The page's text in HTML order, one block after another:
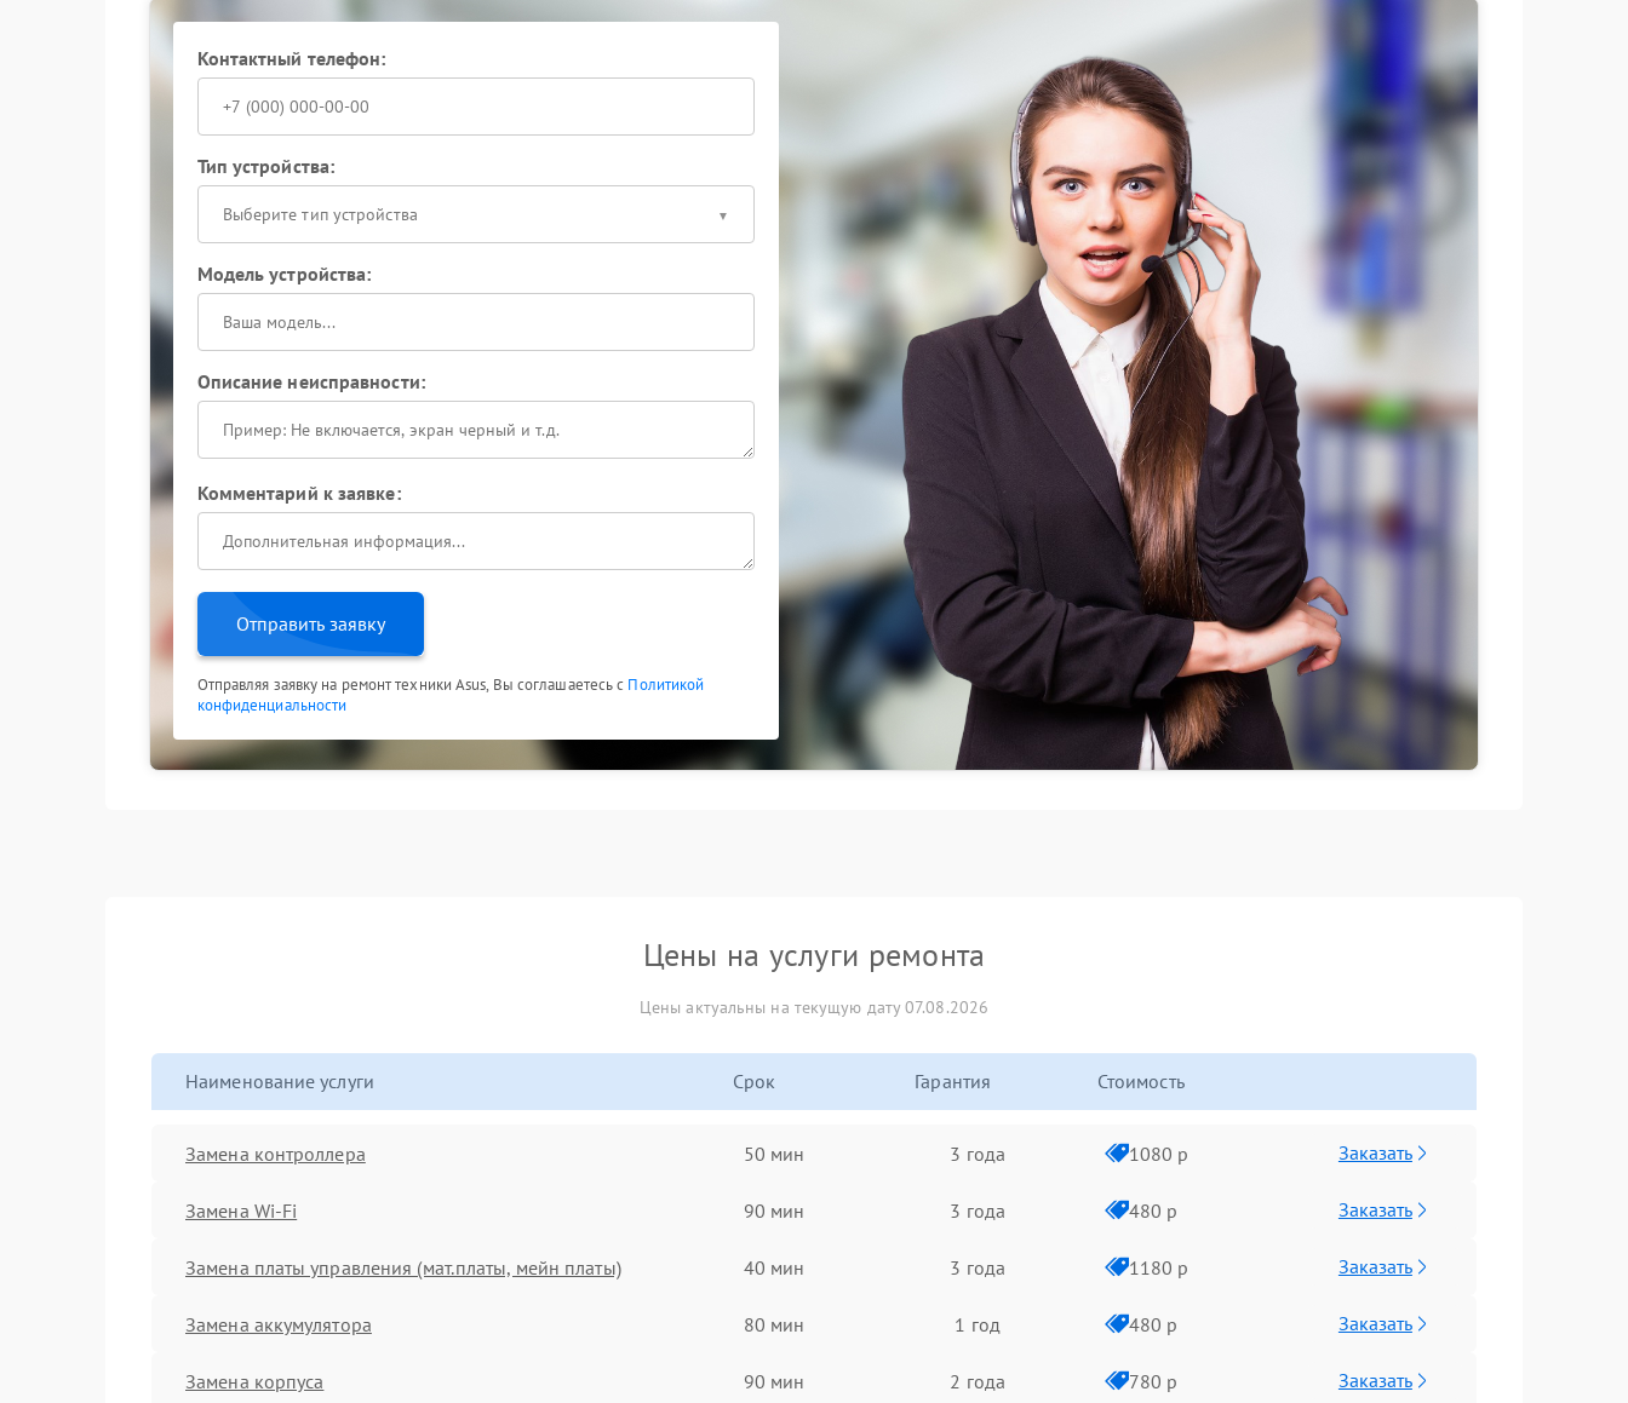
Контактный телефон:
Тип устройства:
Выберите тип устройства
Модель устройства:
Описание неисправности:
Комментарий к заявке:
Отправить заявку
Отправляя заявку на ремонт техники Asus, Вы соглашаетесь с Политикой
конфиденциальности
Цены на услуги ремонта
Цены актуальны на текущую дату 07.08.2026
Наименование услуги Срок Гарантия Стоимость
Замена контроллера 50 мин 3 года 1080 р Заказать
Замена Wi-Fi 90 мин 3 года 480 р Заказать
Замена платы управления (мат.платы, мейн платы) 40 мин 3 года 1180 р Заказать
Замена аккумулятора 80 мин 1 год 480 р Заказать
Замена корпуса 90 мин 2 года 780 р Заказать